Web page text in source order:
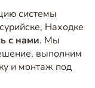
системы
Находке
с нами. Мы
выполним
и монтаж под